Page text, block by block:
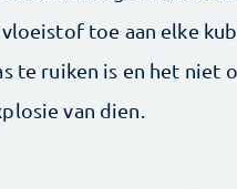
toe aan elke
te ruiken is en het niet
van dien.